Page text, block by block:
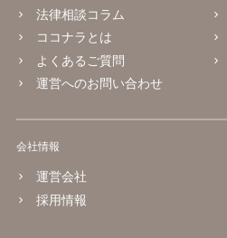
法律相談コラム
ココナラとは
よくあるご質問
運営へのお問い合わせ
会社情報
運営会社
採用情報